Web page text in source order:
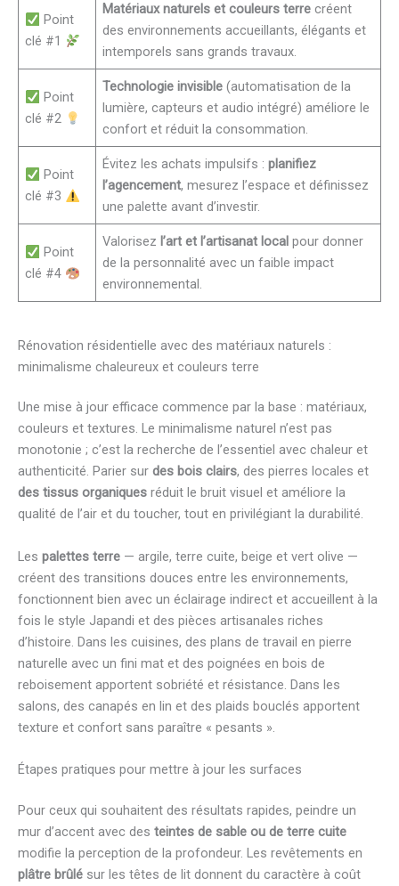
Point
clé #1
Matériaux naturels et couleurs terre créent
des environnements accueillants, élégants et
intemporels sans grands travaux.
Point
clé #2
Technologie invisible (automatisation de la
lumière, capteurs et audio intégré) améliore le
confort et réduit la consommation.
Point
clé #3
Évitez les achats impulsifs :planifiez
l’agencement, mesurez l’espace et définissez
une palette avant d’investir.
Point
clé #4
Valorisez l’art et l’artisanat local pour donner
de la personnalité avec un faible impact
environnemental.
Rénovation résidentielle avec des matériaux naturels :
minimalisme chaleureux et couleurs terre
Une mise à jour efficace commence par la base : matériaux,
couleurs et textures. Le minimalisme naturel n’est pas
monotonie ; c’est la recherche de l’essentiel avec chaleur et
authenticité. Parier sur des bois clairs, des pierres locales et
des tissus organiques réduit le bruit visuel et améliore la
qualité de l’air et du toucher, tout en privilégiant la durabilité.
Les palettes terre — argile, terre cuite, beige et vert olive —
créent des transitions douces entre les environnements,
fonctionnent bien avec un éclairage indirect et accueillent à la
fois le style Japandi et des pièces artisanales riches
d’histoire. Dans les cuisines, des plans de travail en pierre
naturelle avec un fini mat et des poignées en bois de
reboisement apportent sobriété et résistance. Dans les
salons, des canapés en lin et des plaids bouclés apportent
texture et confort sans paraître « pesants ».
Étapes pratiques pour mettre à jour les surfaces
Pour ceux qui souhaitent des résultats rapides, peindre un
mur d’accent avec des teintes de sable ou de terre cuite
modifie la perception de la profondeur. Les revêtements en
plâtre brûlé sur les têtes de lit donnent du caractère à coût